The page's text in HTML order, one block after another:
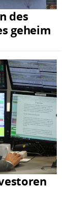
des
geheim